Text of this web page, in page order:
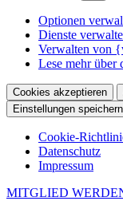
Optionen
Dienste
Verwalten von
Lese mehr über
Cookies akzeptieren
Einstellungen speichern
Cookie-
Datenschutz
Impressum
MITGLIED